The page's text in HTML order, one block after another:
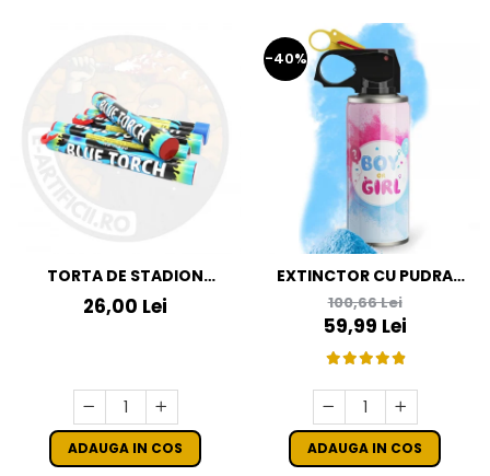
TORTA DE STADION
CULOAREA ALBASTRA
26,00 Lei
ADAUGA IN COS
-40%
EXTINCTOR CU PUDRA
COLORATA ALBASTRA
GENDER REVEAL
100,66 Lei
59,99 Lei
ADAUGA IN COS